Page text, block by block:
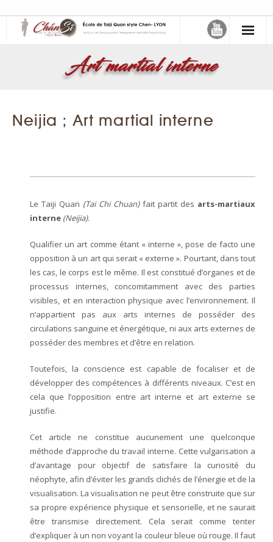
缠丝 – Chán Sī – Le fil de soie
Le Taiji Quan
- Taiji Quan style Chen de Chenjiagou
- Art martial interne
- Taiji-Qigong – Chansigong
- YiLu – 1ère forme – Forme lente
- Tuishou – Travail à deux
- Les armes
Art martial interne
Neijia ; Art martial interne
Le Taiji Quan (Tai Chi Chuan)fait partit des arts-martiaux
interne (Neijia).
Qualifier un art comme étant « interne », pose de facto une
opposition à un art qui serait « externe ». Pourtant, dans tout
les cas, le corps est le même. Il est constitué d’organes et de
processus internes, concomitamment avec des parties
visibles, et en interaction physique avec l’environnement. Il
n’appartient pas aux arts internes de posséder des
circulations sanguine et énergétique, ni aux arts externes de
posséder des membres et d’être en relation.
Toutefois, la conscience est capable de focaliser et de
développer des compétences à différents niveaux. C’est en
cela que l’opposition entre art interne et art externe se
justifie.
Cet article ne constitue aucunement une quelconque
méthode d’approche du travail interne. Cette vulgarisation a
d’avantage pour objectif de satisfaire la curiosité du
néophyte, afin d’éviter les grands clichés de l’énergie et de la
visualisation. La visualisation ne peut être construite que sur
sa propre expérience physique et sensorielle, et ne saurait
être transmise directement. Cela serait comme tenter
d’expliquer à un non voyant la couleur bleue où rouge. Il faut